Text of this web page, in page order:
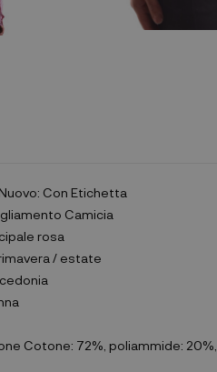
Nuovo: Con Etichetta
Camicia
rosa
/ estate
Cotone: 72%, poliammide: